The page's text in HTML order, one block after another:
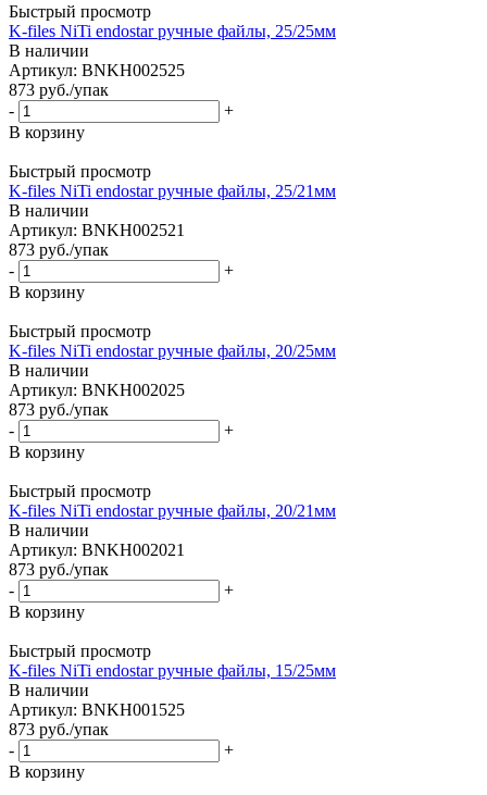
Быстрый просмотр
K-files NiTi endostar ручные файлы, 25/25мм
В наличии
Артикул: BNKH002525
873 руб./упак
-
+
В корзину
Быстрый просмотр
K-files NiTi endostar ручные файлы, 25/21мм
В наличии
Артикул: BNKH002521
873 руб./упак
-
+
В корзину
Быстрый просмотр
K-files NiTi endostar ручные файлы, 20/25мм
В наличии
Артикул: BNKH002025
873 руб./упак
-
+
В корзину
Быстрый просмотр
K-files NiTi endostar ручные файлы, 20/21мм
В наличии
Артикул: BNKH002021
873 руб./упак
-
+
В корзину
Быстрый просмотр
K-files NiTi endostar ручные файлы, 15/25мм
В наличии
Артикул: BNKH001525
873 руб./упак
-
+
В корзину